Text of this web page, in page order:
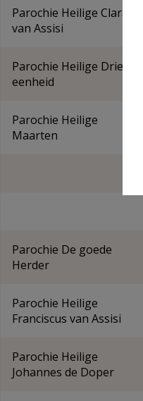
Parochie Heilige Clara
van Assisi
Parochie Heilige Drie-
eenheid
Parochie Heilige
Maarten
Parochie De goede
Herder
Parochie Heilige
Franciscus van Assisi
Parochie Heilige
Johannes de Doper